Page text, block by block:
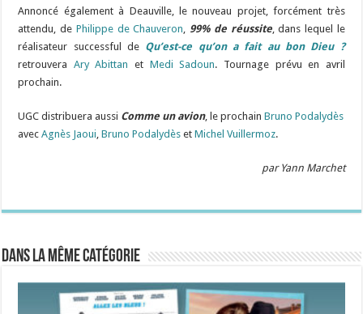
Annoncé également à Deauville, le nouveau projet, forcément très
attendu, de Philippe de Chauveron, 99% de réussite, dans lequel le
réalisateur successful de Qu’est-ce qu’on a fait au bon Dieu ?
retrouvera Ary Abittan et Medi Sadoun. Tournage prévu en avril
prochain.
UGC distribuera aussi Comme un avion, le prochainBruno Podalydès
avecAgnès Jaoui,Bruno Podalydès etMichel Vuillermoz.
par Yann Marchet
Dans la même catégorie